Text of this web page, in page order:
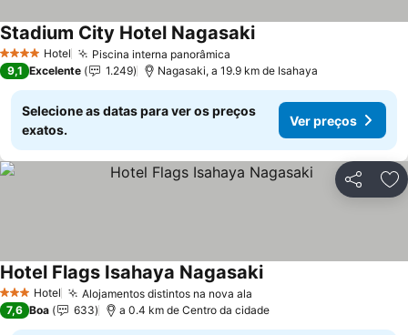
4 EstrelasHotel Piscina interna panorâmica
Stadium City Hotel NagasakiVer preços
9,1 Excelente 1.249 Nagasaki, a 19.9 km de Isahaya
Selecione as datas para ver os preços
exatos.
Ver preços
Partilhar
3 EstrelasHotel Alojamentos distintos na nova ala
Hotel Flags Isahaya NagasakiVer preços
7,6 Boa 633 a 0.4 km de Centro da cidade